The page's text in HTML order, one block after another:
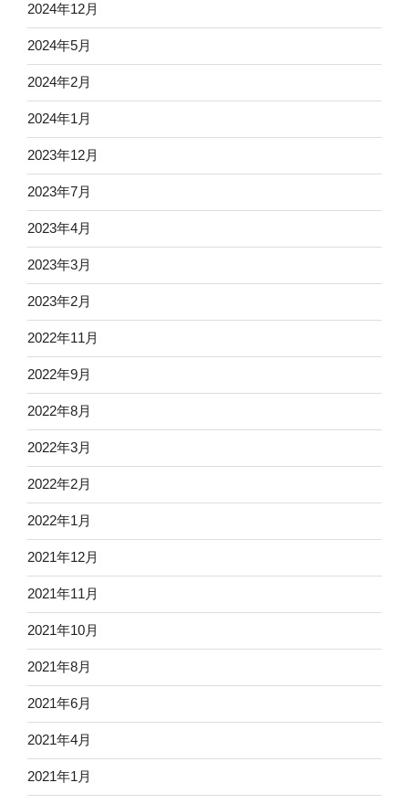
2024年12月
2024年5月
2024年2月
2024年1月
2023年12月
2023年7月
2023年4月
2023年3月
2023年2月
2022年11月
2022年9月
2022年8月
2022年3月
2022年2月
2022年1月
2021年12月
2021年11月
2021年10月
2021年8月
2021年6月
2021年4月
2021年1月